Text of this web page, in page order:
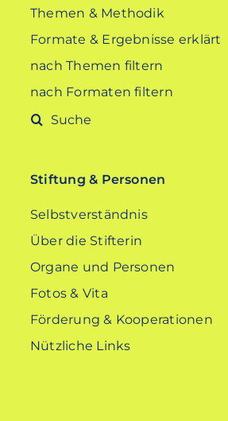
Themen & Methodik
Formate & Ergebnisse erklärt
nach Themen filtern
nach Formaten filtern
Suche
Stiftung & Personen
Selbstverständnis
Über die Stifterin
Organe und Personen
Fotos & Vita
Förderung & Kooperationen
Nützliche Links